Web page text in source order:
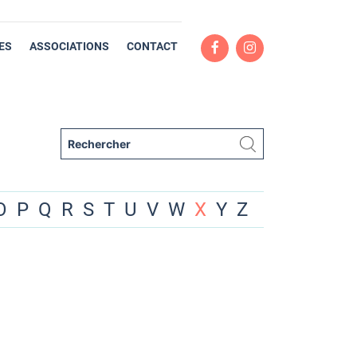
ASSOCIATIONS CONTACT
P Q R S T U V W X Y Z